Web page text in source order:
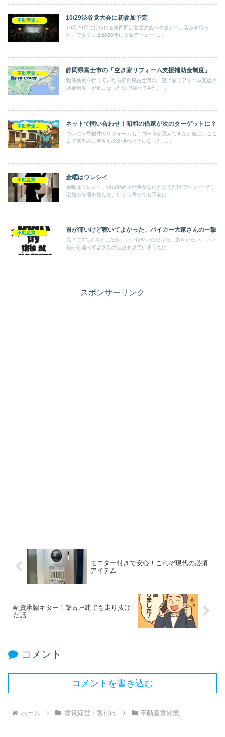
10/29渋谷党大会に初参加予定
10月29日に行われる第四回渋谷党大会への参加申し込みを行っ
た。ワタクシは2020年に大家デビューし...
静岡県富士市の「空き家リフォーム支援補助金制度」
物件検索を行っていたら静岡県富士市の「空き家リフォーム支援補
助金制度」が気になったので調べてみた。 ...
不動産賃貸業 ネットで問い合わせ！昭和の借家が次のターゲットに？
ついに５号物件のリフォームも「ゴールが見えてきた」感じ。ここ
まで来るのに何度も心が折れそうになった…...
金曜はウレシイ
金曜はウレシイ。明日勤め人仕事がないと思うだけでハッピーだ。
宅飲みで酒を飲んで、いくら寄っても不安は...
胃が痛いけど聴いてよかった。バイカー大家さんの一撃
久々にXでポストしたら、いいねをいただけた。ありがたい。いい
ねから辿って皆さんの近況を見ているうちに...
スポンサーリンク
モニター付きで安心！これぞ現代の必須
アイテム
融資承認キター！築古戸建でも走り抜け
た話
コメント
コメントを書き込む
ホーム 賃貸経営・客付け 不動産賃貸業